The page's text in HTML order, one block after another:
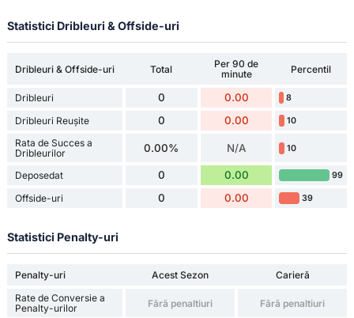
Statistici Dribleuri & Offside-uri
Dribleuri & Offside-uri Total
Per 90 de
minute
Percentil
Dribleuri 0 0.00 8
Dribleuri Reușite 0 0.00 10
Rata de Succes a
Dribleurilor
0.00% N/A 10
Deposedat 0 0.00 99
Offside-uri 0 0.00 39
Statistici Penalty-uri
Penalty-uri Acest Sezon
Carieră
Rate de Conversie a
Penalty-urilor
Fără penaltiuri Fără penaltiuri